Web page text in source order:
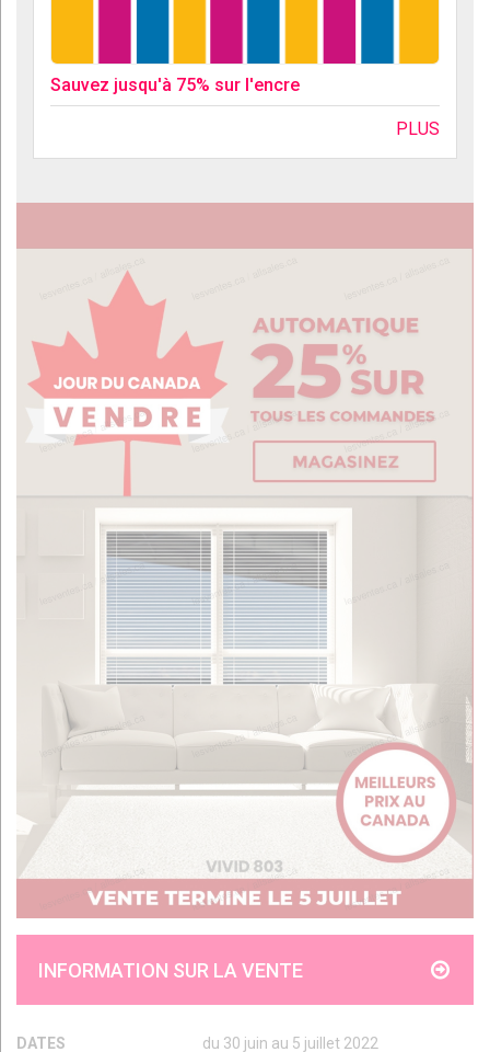
Sauvez jusqu'à 75% sur l'encre
PLUS
INFORMATION SUR LA VENTE
DATES du 30 juin au 5 juillet 2022